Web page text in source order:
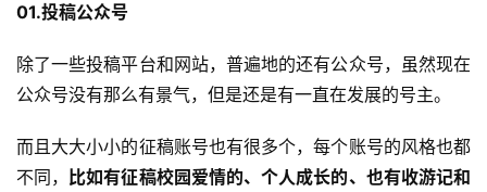
01.投稿公众号
除了一些投稿平台和网站，普遍地的还有公众号，虽然现在
公众号没有那么有景气，但是还是有一直在发展的号主。
而且大大小小的征稿账号也有很多个，每个账号的风格也都
不同， 比如有征稿校园爱情的、个人成长的、也有收游记和